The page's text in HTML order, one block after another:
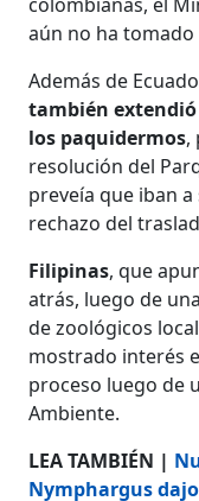
aún no ha
Además de
también
los paquidermos,
resolución del
preveía que iban
rechazo del
Filipinas, que
atrás, luego de
de zoológicos
mostrado interés
proceso luego de
Ambiente.
LEA TAMBIÉN |
Nymphargus